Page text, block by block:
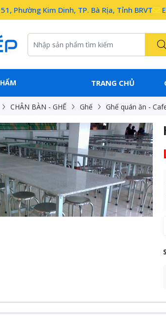
Phường Kim Dinh, TP. Bà Rịa, Tỉnh BRVT
TRANG CHỦ
CHÂN BÀN - GHẾ Ghế Ghế quán ăn -